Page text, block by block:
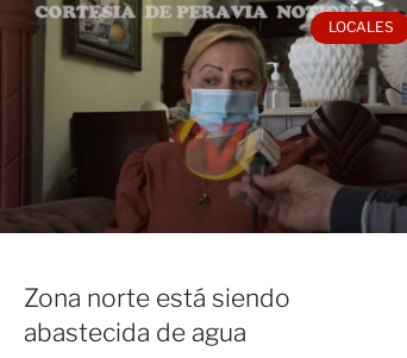
LOCALES
Zona norte está siendo
abastecida de agua